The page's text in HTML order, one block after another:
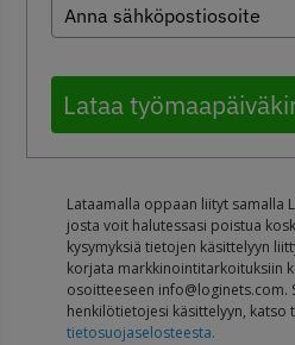
Lataa
Lataamalla oppaan liityt samalla
josta voit halutessasi poistua
kysymyksiä tietojen käsittelyyn
korjata markkinointitarkoituksiin
osoitteeseen info@loginets.com.
henkilötietojesi käsittelyyn,
tietosuojaselosteesta.